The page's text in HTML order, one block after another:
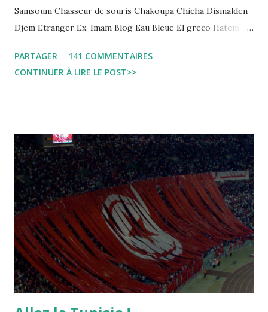
Samsoum Chasseur de souris Chakoupa Chicha Dismalden
Djem Etranger Ex-Imam Blog Eau Bleue El greco Hatem
Leila fi amarikia Little Sarah American girl Massir mots a
dire Mouch ex Mazzika Tun...
PARTAGER
141 COMMENTAIRES
CONTINUER À LIRE LE POST>>